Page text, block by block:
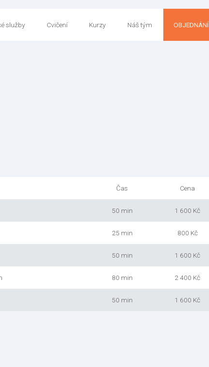
služby Cvičení Kurzy Náš tým OBJEDNÁNÍ
Čas Cena
50 min 1 600 Kč
25 min 800 Kč
50 min 1 600 Kč
80 min 2 400 Kč
50 min 1 600 Kč